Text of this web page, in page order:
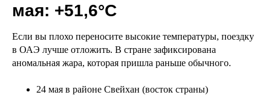
мая: +51,6°C
Если вы плохо переносите высокие температуры, поездку
в ОАЭ лучше отложить. В стране зафиксирована
аномальная жара, которая пришла раньше обычного.
24 мая в районе Свейхан (восток страны)